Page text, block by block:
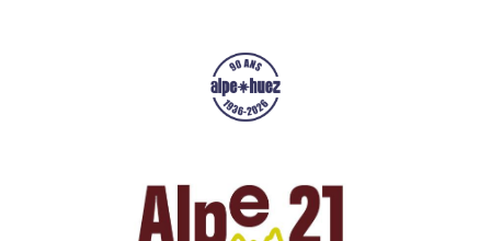
Résultats
Galerie